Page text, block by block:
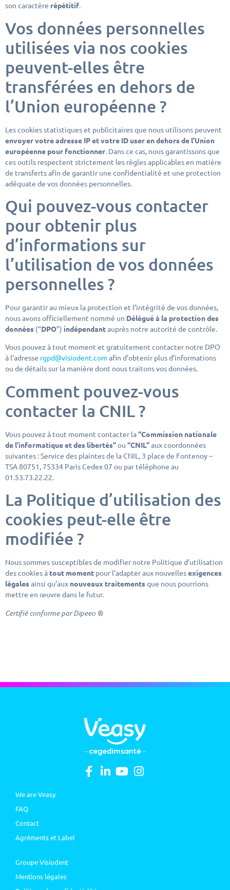
son caractère répétitif.
Vos données personnelles
utilisées via nos cookies
peuvent-elles être
transférées en dehors de
l’Union européenne ?
Les cookies statistiques et publicitaires que nous utilisons peuvent
envoyer votre adresse IP et votre ID user en dehors de l’Union
européenne pour fonctionner . Dans ce cas, nous garantissons que
ces outils respectent strictement les règles applicables en matière
de transferts afin de garantir une confidentialité et une protection
adéquate de vos données personnelles.
Qui pouvez-vous contacter
pour obtenir plus
d’informations sur
l’utilisation de vos données
personnelles ?
Pour garantir au mieux la protection et l’intégrité de vos données,
nous avons officiellement nommé un Délégué à la protection des
données (“DPO”) indépendantauprès notre autorité de contrôle.
Vous pouvez à tout moment et gratuitement contacter notre DPO
à l’adresse rgpd@visiodent.com afin d’obtenir plus d’informations
ou de détails sur la manière dont nous traitons vos données.
Comment pouvez-vous
contacter la CNIL ?
Vous pouvez à tout moment contacter la“Commission nationale
de l’informatique et des libertés”ou “CNIL”aux coordonnées
suivantes : Service des plaintes de la CNIL, 3 place de Fontenoy –
TSA 80751, 75334 Paris Cedex 07 ou par téléphone au
01.53.73.22.22.
La Politique d’utilisation des
cookies peut-elle être
modifiée ?
Nous sommes susceptibles de modifier notre Politique d’utilisation
des cookies à tout moment pour l’adapter aux nouvellesexigences
légalesainsi qu’aux nouveaux traitementsque nous pourrions
mettre en œuvre dans le futur.
Certifié conforme par Dipeeo ®
We are Veasy
FAQ
Contact
Agréments et Label
Groupe Visiodent
Mentions légales